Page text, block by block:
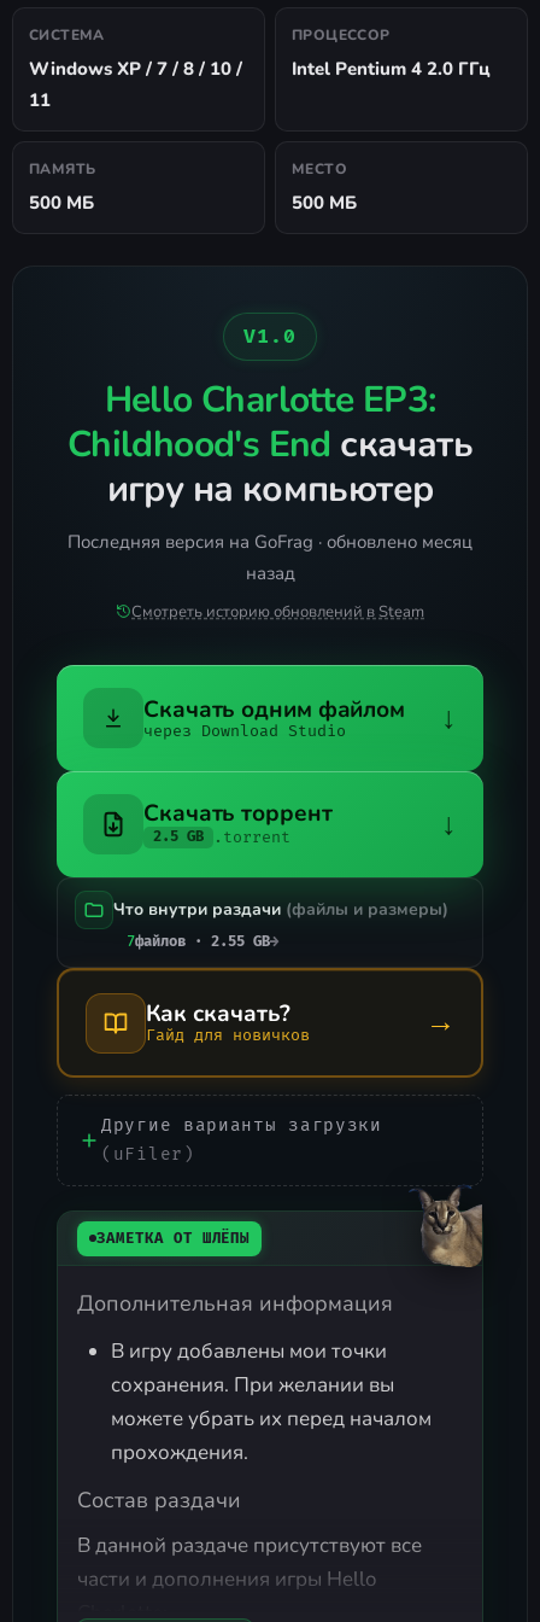
СИСТЕМА
Windows XP / 7 / 8 / 10 /
11
ПРОЦЕССОР
Intel Pentium 4 2.0 ГГц
ПАМЯТЬ
500 МБ
МЕСТО
500 МБ
V1.0
Hello Charlotte EP3:
Childhood's End скачать
игру на компьютер
Последняя версия на GoFrag · обновлено месяц
назад
Смотреть историю обновлений в Steam
Скачать одним файлом
через Download Studio ↓
Скачать торрент
2.5 GB .torrent ↓
Что внутри раздачи (файлы и размеры)
7файлов · 2.55 GB→
Как скачать?
Гайд для новичков →
Другие варианты загрузки
(uFiler)
ЗАМЕТКА ОТ ШЛЁПЫ
Дополнительная информация
В игру добавлены мои точки
сохранения. При желании вы
можете убрать их перед началом
прохождения.
Состав раздачи
В данной раздаче присутствуют все
части и дополнения игры Hello
Charlotte: